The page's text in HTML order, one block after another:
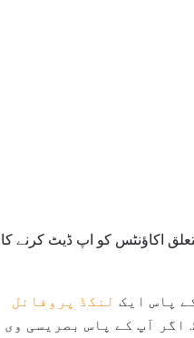
اکاؤنٹس کو اپ ڈیٹ کرنے کا
پاس ایک لنکڈ پروفائل
اگر آپ کے پاس بصریسی وی